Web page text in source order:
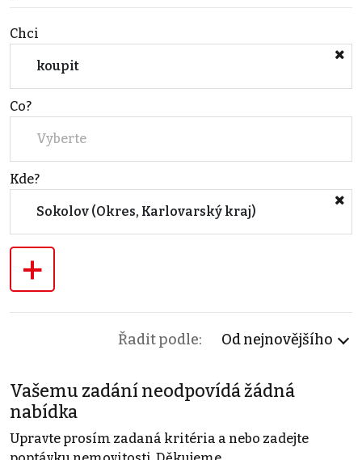
Chci
koupit
Co?
Vyberte
Kde?
Sokolov (Okres, Karlovarský kraj)
+
Řadit podle: Od nejnovějšího
Vašemu zadání neodpovídá žádná
nabídka
Upravte prosím zadaná kritéria a nebo zadejte